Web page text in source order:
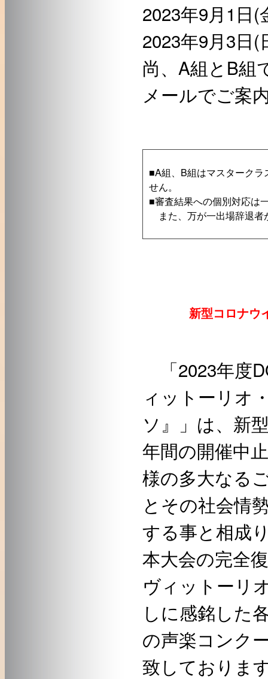
2023年9月1日(
2023年9月3日(
尚、A組とB組
メールでご案
■A組、B組はマスターク
せん。
■審査結果への個別対応は
また、万が一出場辞退者
新型コロナウ
「2023年度
ィットーリオ
ソ』」は、新
年間の開催中
様の多大なる
とその社会情
する事と相成
本大会の完全
ヴィットーリ
しに感銘した
の声楽コンク
致しておりま